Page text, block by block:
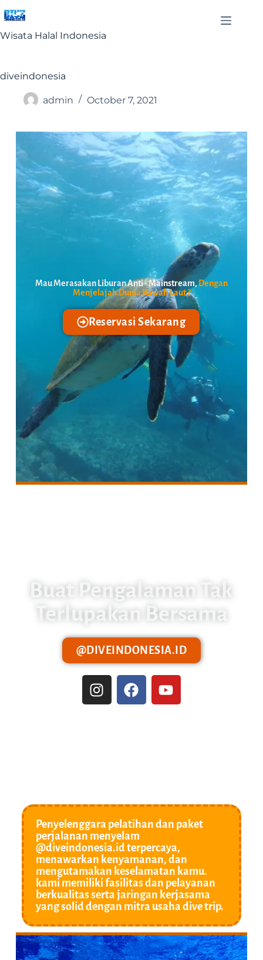
Wisata Halal Indonesia
diveindonesia
admin October 7, 2021
Mau Merasakan LiburanAnti - Mainstream,Dengan
Menjelajah Dunia Bawah Laut ?
Reservasi Sekarang
Buat Pengalaman Tak
Terlupakan Bersama
@DIVEINDONESIA.ID
Penyelenggara pelatihan dan paket
perjalanan menyelam
@diveindonesia.id terpercaya,
menawarkan kenyamanan, dan
mengutamakan keselamatan kamu.
kami memiliki fasilitas dan pelayanan
berkualitas serta jaringan kerjasama
yang solid dengan mitra usaha dive trip.